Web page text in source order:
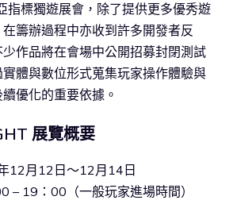
指標獨遊展會，除了提供更多優秀遊
籌辦過程中亦收到許多開發者反
作品將在會場中公開招募封閉測試
體與數位形式蒐集玩家操作體驗與
優化的重要依據。
展覽概要
12月12日～12月14日
– 19：00（一般玩家進場時間）